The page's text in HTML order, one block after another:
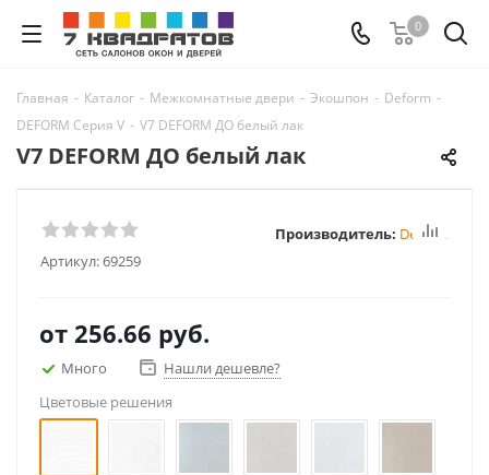
0
Главная - Каталог - Межкомнатные двери - Экошпон - Deform -
DEFORM Серия V - V7 DEFORM ДО белый лак
V7 DEFORM ДО белый лак
Артикул:69259
Производитель: Deform
от 256.66 руб.
Много
Нашли дешевле?
Цветовые решения